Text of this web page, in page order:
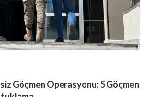
Göçmen Operasyonu: 5 Göçmen